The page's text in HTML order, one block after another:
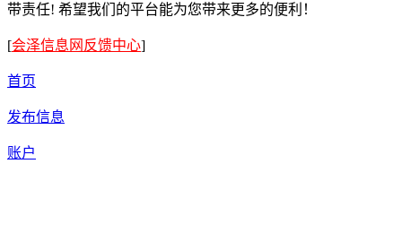
带责任! 希望我们的平台能为您带来更多的便利！
[会泽信息网反馈中心]
首页
发布信息
账户